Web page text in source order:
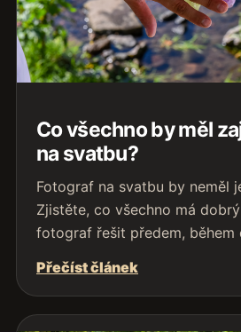
Co všechno by měl
na svatbu?
Fotograf na svatbu by neměl
Zjistěte, co všechno má
fotograf řešit předem, během
Přečíst článek